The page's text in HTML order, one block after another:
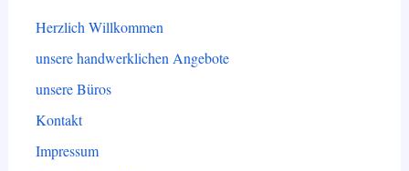
Herzlich Willkommen
unsere handwerklichen Angebote
unsere Büros
Kontakt
Impressum